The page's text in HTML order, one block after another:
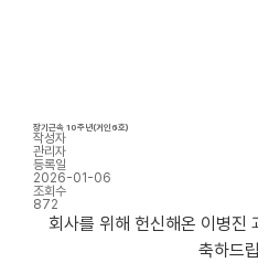
장기근속 10주년(거인6호)
작성자
관리자
등록일
2026-01-06
조회수
872
회사를 위해 헌신해온 이병진
축하드